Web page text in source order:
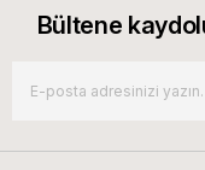
Bültene